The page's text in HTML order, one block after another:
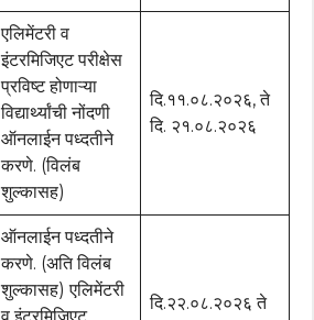
एलिमेंटरी व
इंटरमिजिएट परीक्षेस
प्रविष्ट होणाऱ्या
विद्यार्थ्यांची नोंदणी
ऑनलाईन पध्दतीने
करणे. (विलंब
शुल्कासह)
दि.११.०८.२०२६, ते
दि. २१.०८.२०२६
ऑनलाईन पध्दतीने
करणे. (अति विलंब
शुल्कासह) एलिमेंटरी
दि.२२.०८.२०२६ ते